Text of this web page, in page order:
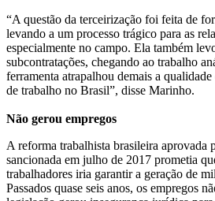
“A questão da terceirização foi feita de
levando a um processo trágico para as
especialmente no campo. Ela também
subcontratações, chegando ao trabalho
ferramenta atrapalhou demais a
de trabalho no Brasil”, disse Marinho.
Não gerou empregos
A reforma trabalhista brasileira aprovada
sancionada em julho de 2017 prometia
trabalhadores iria garantir a geração de
Passados quase seis anos, os empregos